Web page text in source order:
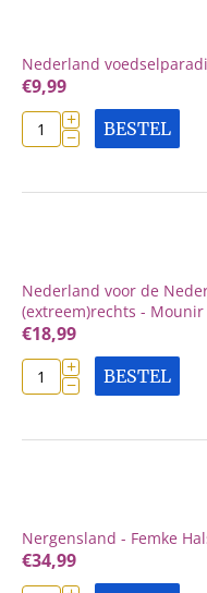
Nederland
€9,99
+
− BESTEL
Nederland voor de
(extreem)rechts - Mounir
€18,99
+
− BESTEL
Nergensland - Femke
€34,99